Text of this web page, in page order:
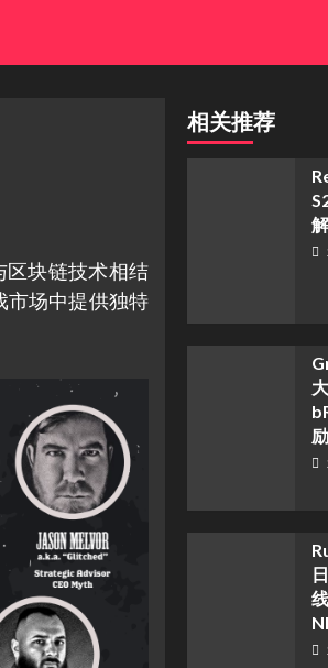
区块链技术相结
市场中提供独特
相关推荐